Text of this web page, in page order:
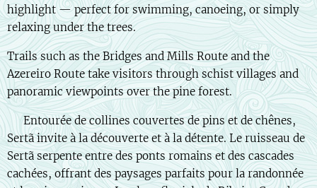
highlight — perfect for swimming, canoeing, or simply
relaxing under the trees.
Trails such as the Bridges and Mills Route and the
Azereiro Route take visitors through schist villages and
panoramic viewpoints over the pine forest.
🇫🇷 Entourée de collines couvertes de pins et de chênes,
Sertã invite à la découverte et à la détente. Le ruisseau de
Sertã serpente entre des ponts romains et des cascades
cachées, offrant des paysages parfaits pour la randonnée